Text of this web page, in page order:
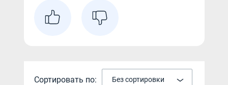
Сортировать по: Без сортировки